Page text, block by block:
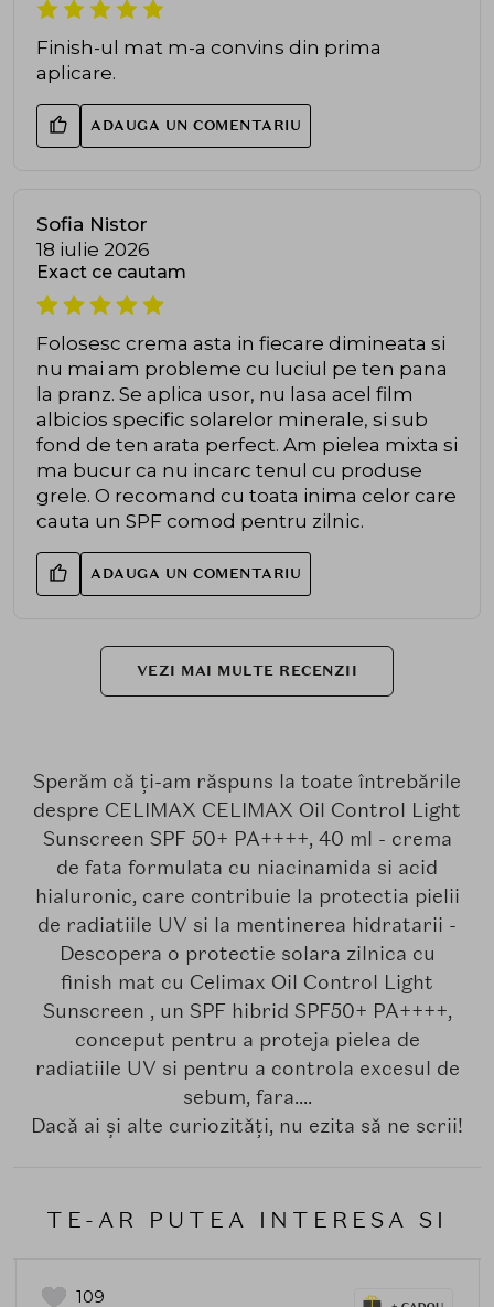
Finish-ul mat m-a convins din prima
aplicare.
ADAUGA UN COMENTARIU
Sofia Nistor
18 iulie 2026
Exact ce cautam
Folosesc crema asta in fiecare dimineata si
nu mai am probleme cu luciul pe ten pana
la pranz. Se aplica usor, nu lasa acel film
albicios specific solarelor minerale, si sub
fond de ten arata perfect. Am pielea mixta si
ma bucur ca nu incarc tenul cu produse
grele. O recomand cu toata inima celor care
cauta un SPF comod pentru zilnic.
ADAUGA UN COMENTARIU
VEZI MAI MULTE RECENZII
Sperăm că ți-am răspuns la toate întrebările
despre CELIMAX CELIMAX Oil Control Light
Sunscreen SPF 50+ PA++++, 40 ml - crema
de fata formulata cu niacinamida si acid
hialuronic, care contribuie la protectia pielii
de radiatiile UV si la mentinerea hidratarii -
Descopera o protectie solara zilnica cu
finish mat cu Celimax Oil Control Light
Sunscreen , un SPF hibrid SPF50+ PA++++,
conceput pentru a proteja pielea de
radiatiile UV si pentru a controla excesul de
sebum, fara....
Dacă ai și alte curiozități, nu ezita să ne scrii!
TE-AR PUTEA INTERESA SI
109